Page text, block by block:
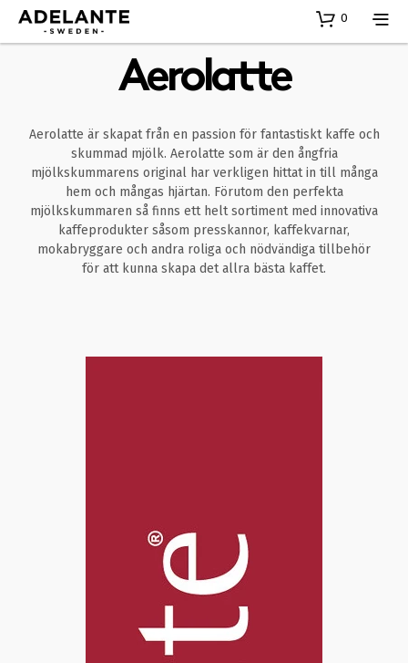
0
Aerolatte
Aerolatte är skapat från en passion för fantastiskt kaffe och
skummad mjölk. Aerolatte som är den ångfria
mjölkskummarens original har verkligen hittat in till många
hem och mångas hjärtan. Förutom den perfekta
mjölkskummaren så finns ett helt sortiment med innovativa
kaffeprodukter såsom presskannor, kaffekvarnar,
mokabryggare och andra roliga och nödvändiga tillbehör
för att kunna skapa det allra bästa kaffet.